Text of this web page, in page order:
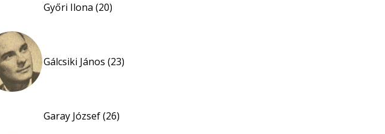
Győri Ilona (20)
Gálcsiki János (23)
Garay József (26)